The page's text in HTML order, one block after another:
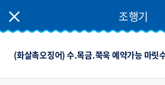
조행기
(화살촉오징어) 수.목금.쭉욱 예약가능 마릿